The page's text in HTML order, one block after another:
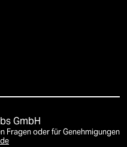
GmbH
Fragen oder für Genehmigungen